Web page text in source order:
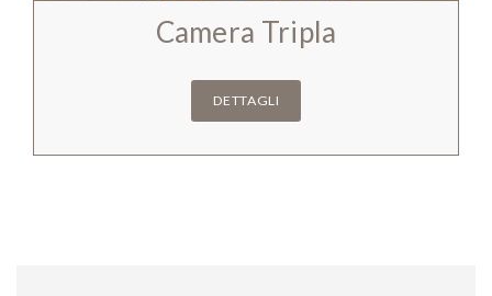
Camera Tripla
DETTAGLI